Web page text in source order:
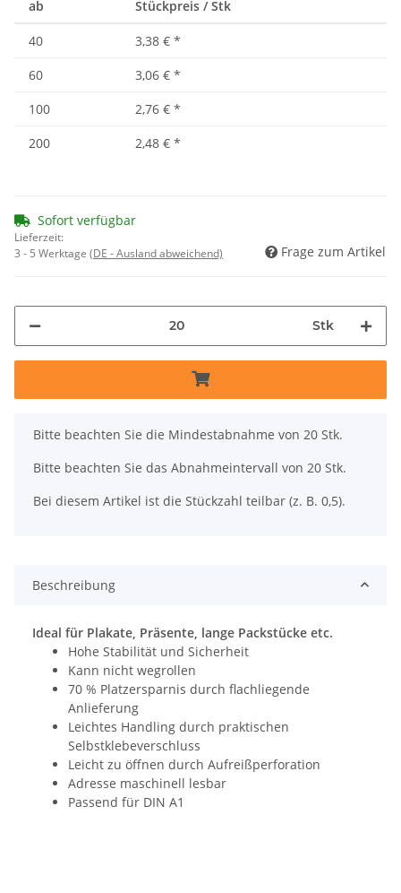
ab Stückpreis / Stk
40 3,38 € *
60
3,06 € *
100
2,76 € *
200
2,48 € *
Sofort verfügbar
Lieferzeit:
3 - 5 Werktage (DE - Ausland abweichend) Frage zum Artikel
Stk
x
Bitte beachten Sie die Mindestabnahme von 20 Stk.
Bitte beachten Sie das Abnahmeintervall von 20 Stk.
Bei diesem Artikel ist die Stückzahl teilbar (z. B. 0,5).
Beschreibung
Ideal für Plakate, Präsente, lange Packstücke etc.
Hohe Stabilität und Sicherheit
Kann nicht wegrollen
70 % Platzersparnis durch flachliegende
Anlieferung
Leichtes Handling durch praktischen
Selbstklebeverschluss
Leicht zu öffnen durch Aufreißperforation
Adresse maschinell lesbar
Passend für DIN A1